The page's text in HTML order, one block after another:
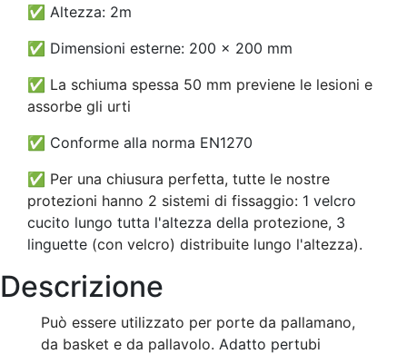
✅ Altezza: 2m
✅ Dimensioni esterne: 200 x 200 mm
✅ La schiuma spessa 50 mm previene le lesioni e
assorbe gli urti
✅ Conforme alla norma EN1270
✅ Per una chiusura perfetta, tutte le nostre
protezioni hanno 2 sistemi di fissaggio: 1 velcro
cucito lungo tutta l'altezza della protezione, 3
linguette (con velcro) distribuite lungo l'altezza).
Descrizione
Può essere utilizzato per porte da pallamano,
da basket e da pallavolo. Adatto pertubi